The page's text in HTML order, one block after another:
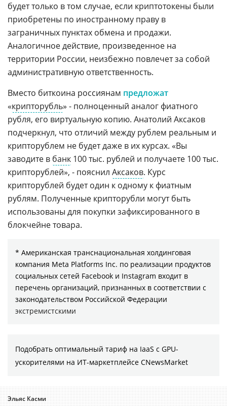
будет только в том случае, если криптотокены были
приобретены по иностранному праву в
заграничных пунктах обмена и продажи.
Аналогичное действие, произведенное на
территории России, неизбежно повлечет за собой
административную ответственность.
Вместо биткоина россиянам предложат
«крипторубль» - полноценный аналог фиатного
рубля, его виртуальную копию. Анатолий Аксаков
подчеркнул, что отличий между рублем реальным и
крипторублем не будет даже в их курсах. «Вы
заводите в банк 100 тыс. рублей и получаете 100 тыс.
крипторублей», - пояснил Аксаков. Курс
крипторублей будет один к одному к фиатным
рублям. Полученные крипторубли могут быть
использованы для покупки зафиксированного в
блокчейне товара.
* Американская транснациональная холдинговая
компания Meta Platforms Inc. по реализации продуктов
социальных сетей Facebook и Instagram входит в
перечень организаций, признанных в соответствии с
законодательством Российской Федерации
экстремистскими
Подобрать оптимальный тариф на IaaS с GPU-
ускорителями на ИТ-маркетплейсе CNewsMarket
Эльяс Касми